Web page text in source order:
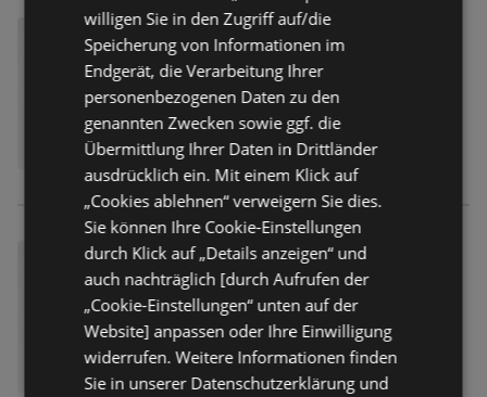
willigen Sie in den Zugriff auf/die
Speicherung von Informationen im
Endgerät, die Verarbeitung Ihrer
personenbezogenen Daten zu den
genannten Zwecken sowie ggf. die
Übermittlung Ihrer Daten in Drittländer
ausdrücklich ein. Mit einem Klick auf
„Cookies ablehnen“ verweigern Sie dies.
Sie können Ihre Cookie-Einstellungen
durch Klick auf „Details anzeigen“ und
auch nachträglich [durch Aufrufen der
„Cookie-Einstellungen“ unten auf der
Website] anpassen oder Ihre Einwilligung
widerrufen. Weitere Informationen finden
Sie in unserer Datenschutzerklärung und